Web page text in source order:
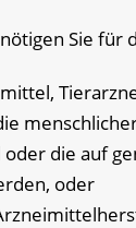
Sie für
die auf
oder